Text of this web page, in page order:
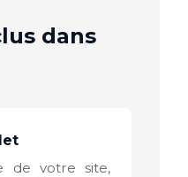
dans
de votre site,